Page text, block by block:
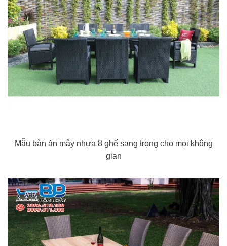
Mẫu bàn ăn mây nhựa 8 ghế sang trọng cho mọi không
gian